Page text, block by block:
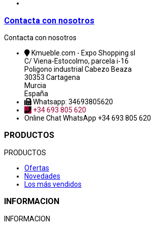
Contacta con nosotros
Contacta con nosotros
Kmueble.com - Expo Shopping sl
C/ Viena-Estocolmo, parcela i-16
Poligono industrial Cabezo Beaza
30353 Cartagena
Murcia
España
Whatsapp: 34693805620
+34 693 805 620
Online ChatWhatsApp +34 693 805 620
PRODUCTOS
PRODUCTOS
Ofertas
Novedades
Los más vendidos
INFORMACION
INFORMACION